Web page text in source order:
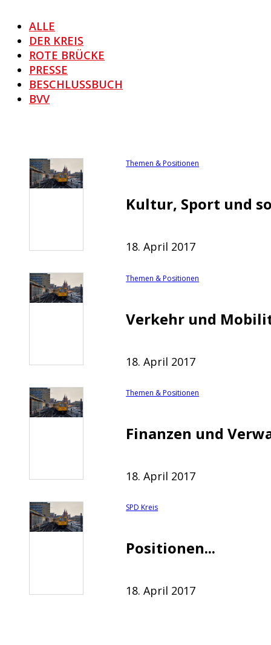
ALLE
DER KREIS
ROTE BRÜCKE
PRESSE
BESCHLUSSBUCH
BVV
Themen & Positionen
Kultur, Sport und
18. April 2017
Themen & Positionen
Verkehr und
18. April 2017
Themen & Positionen
Finanzen und
18. April 2017
SPD Kreis
Positionen...
18. April 2017